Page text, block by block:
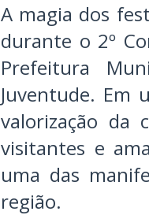
A magia dos
durante o 2º
Prefeitura
Juventude. Em
valorização da
visitantes e
uma das
região.